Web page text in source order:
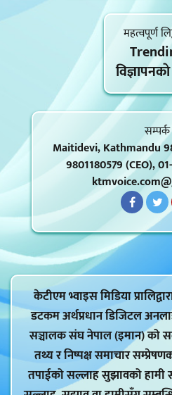
महत्वपूर्ण
सम्पर्क
Maitidevi, Kathmandu
9801180579 (CEO),
केटीएम भ्वाइस मिडिया
डटकम अर्थप्रधान डिजिटल
सञ्चालक संघ नेपाल (इमान) को
तथ्य र निष्पक्ष समाचार
तपाईको सल्लाह सुझावको हामी